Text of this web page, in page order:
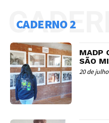
CADERNO 2
MADP
SÃO
20 de